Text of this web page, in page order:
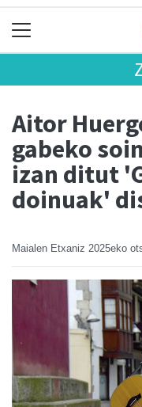
Aitor
gabeko
izan ditut
doinuak'
Maialen Etxaniz 2025eko